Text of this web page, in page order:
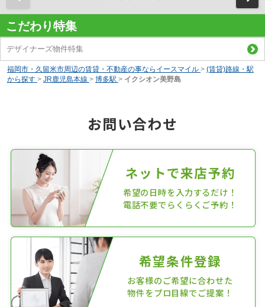
こだわり特集
デザイナーズ物件特集
福岡市・久留米市周辺の賃貸・不動産の事ならイースマイル > (賃貸)路線・駅
から探す > JR鹿児島本線 > 博多駅 > イクシオン美野島
お問い合わせ
ネットで来店予約
希望の日時を入力するだけ！
電話不要でらくらくご予約！
希望条件登録
お客様のご希望に合わせた
物件をプロ目線でご提案！